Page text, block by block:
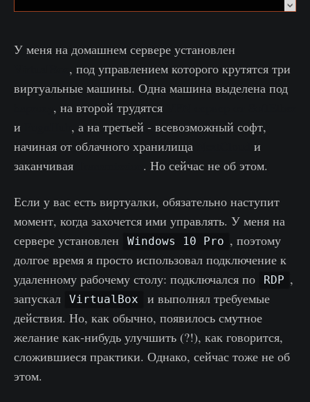
У меня на домашнем сервере установлен
, под управлением которого крутятся три
виртуальные машины. Одна машина выделена под
, на второй трудятся
и
, а на третьей - всевозможный софт,
начиная от облачного хранилища
и
заканчивая
. Но сейчас не об этом.
Если у вас есть виртуалки, обязательно наступит
момент, когда захочется ими управлять. У меня на
сервере установлен
Windows 10 Pro , поэтому
долгое время я просто использовал подключение к
удаленному рабочему столу: подключался по
RDP ,
запускал
VirtualBox
и выполнял требуемые
действия. Но, как обычно, появилось смутное
желание как-нибудь улучшить (?!), как говорится,
сложившиеся практики. Однако, сейчас тоже не об
этом.